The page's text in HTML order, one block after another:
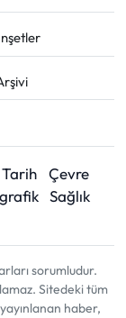
Tarih
Çevre
Sağlık
sorumludur.
Sitedeki tüm
haber,